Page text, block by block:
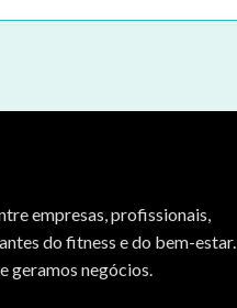
empresas, profissionais,
do fitness e do bem-estar.
geramos negócios.